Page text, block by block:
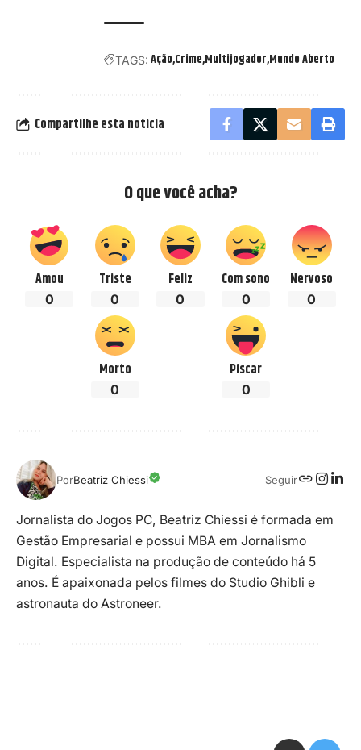
TAGS: Ação Crime Multijogador Mundo Aberto
Compartilhe esta notícia
O que você acha?
Amou
0
Triste
0
Feliz
0
Com sono
0
Nervoso
0
Morto
0
Piscar
0
PorBeatriz Chiessi Seguir
Jornalista do Jogos PC, Beatriz Chiessi é formada em
Gestão Empresarial e possui MBA em Jornalismo
Digital. Especialista na produção de conteúdo há 5
anos. É apaixonada pelos filmes do Studio Ghibli e
astronauta do Astroneer.